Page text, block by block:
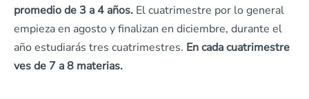
promedio de 3 a 4 años. El cuatrimestre por lo general
empieza en agosto y finalizan en diciembre, durante el
año estudiarás tres cuatrimestres. En cada cuatrimestre
ves de 7 a 8 materias.